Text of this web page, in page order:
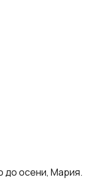
до осени, Мария.